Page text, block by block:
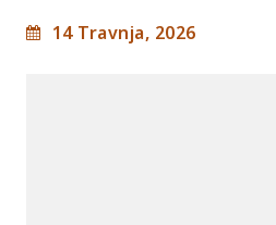
14 Travnja, 2026